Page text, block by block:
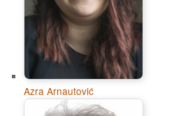
Azra Arnautović